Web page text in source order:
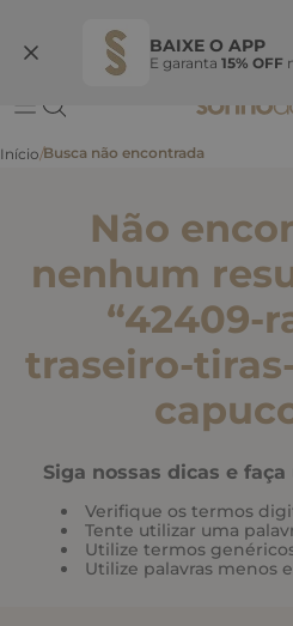
BAIXE O APP
E garanta 15% OFF
BEMVINDASONHO
Não
nenhum
“42409-
traseiro-
Siga nossas dicas e
Verifique os termos
Tente utilizar uma
Utilize termos
Utilize palavras menos